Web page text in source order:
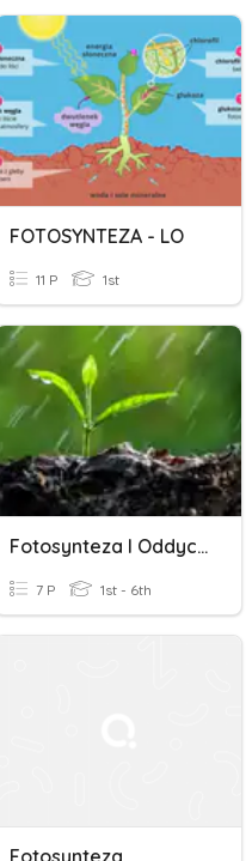
FOTOSYNTEZA - LO
11 P 1st
Fotosynteza I Oddychanie
7 P 1st - 6th
Fotosynteza